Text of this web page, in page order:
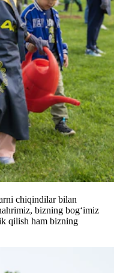
chiqindilar bilan
bizning bog‘imiz
qilish ham bizning